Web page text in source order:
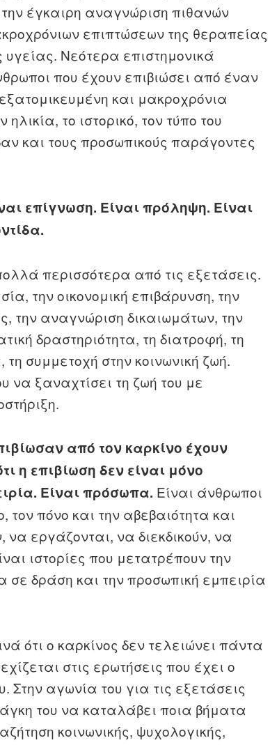
έγκαιρη αναγνώριση πιθανών
επιπτώσεων της θεραπείας
υγείας. Νεότερα επιστημονικά
που έχουν επιβιώσει από έναν
και μακροχρόνια
το ιστορικό, τον τύπο του
και τους προσωπικούς παράγοντες
επίγνωση. Είναι πρόληψη. Είναι
περισσότερα από τις εξετάσεις.
την οικονομική επιβάρυνση, την
την αναγνώριση δικαιωμάτων, την
δραστηριότητα, τη διατροφή, τη
συμμετοχή στην κοινωνική ζωή.
να ξαναχτίσει τη ζωή του με
από τον καρκίνο έχουν
η επιβίωση δεν είναι μόνο
Είναι πρόσωπα. Είναι άνθρωποι
πόνο και την αβεβαιότητα και
εργάζονται, να διεκδικούν, να
ιστορίες που μετατρέπουν την
σε δράση και την προσωπική εμπειρία
ότι ο καρκίνος δεν τελειώνει πάντα
στις ερωτήσεις που έχει ο
αγωνία του για τις εξετάσεις
του να καταλάβει ποια βήματα
κοινωνικής, ψυχολογικής,